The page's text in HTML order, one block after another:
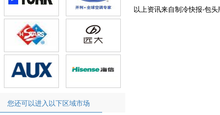
您还可以进入以下区域市场
测分享
以上资讯来自制冷快报·包头